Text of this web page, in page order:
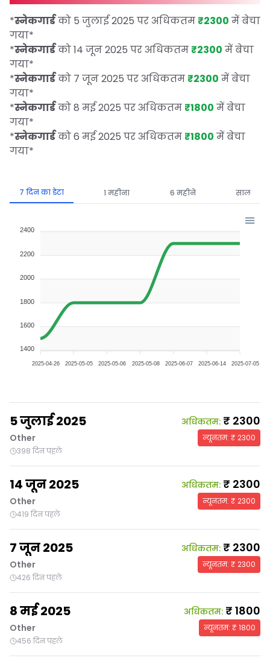
*स्नेकगार्डको 5 जुलाई 2025 पर अधिकतम ₹2300 में बेचा
गया*
*स्नेकगार्डको 14 जून 2025 पर अधिकतम ₹2300 में बेचा
गया*
*स्नेकगार्डको 7 जून 2025 पर अधिकतम ₹2300 में बेचा
गया*
*स्नेकगार्डको 8 मई 2025 पर अधिकतम ₹1800 में बेचा
गया*
*स्नेकगार्डको 6 मई 2025 पर अधिकतम ₹1800 में बेचा
गया*
7 दिन का डेटा 1 महीना 6 महीने साल
2400
2200
2000
1800
1600
1400
2025-04-26 2025-05-05 2025-05-06 2025-05-08 2025-06-07 2025-06-14 2025-07-05
5 जुलाई 2025
Other
398 दिन पहले
अधिकतम: ₹ 2300
न्यूनतम: ₹2300
14 जून 2025
Other
419 दिन पहले
अधिकतम: ₹ 2300
न्यूनतम: ₹2300
7 जून 2025
Other
426 दिन पहले
अधिकतम: ₹ 2300
न्यूनतम: ₹2300
8 मई 2025
Other
456 दिन पहले
अधिकतम: ₹ 1800
न्यूनतम: ₹1800